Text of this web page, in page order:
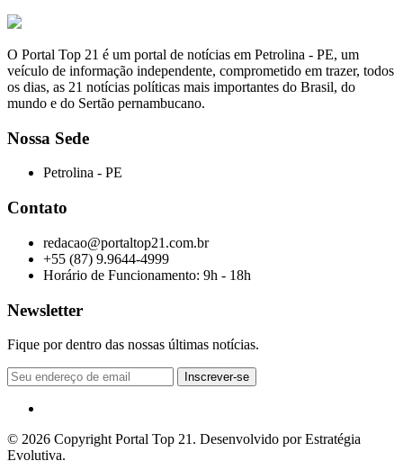
O Portal Top 21 é um portal de notícias em Petrolina - PE, um
veículo de informação independente, comprometido em trazer, todos
os dias, as 21 notícias políticas mais importantes do Brasil, do
mundo e do Sertão pernambucano.
Nossa Sede
Petrolina - PE
Contato
redacao@portaltop21.com.br
+55 (87) 9.9644-4999
Horário de Funcionamento: 9h - 18h
Newsletter
Fique por dentro das nossas últimas notícias.
© 2026 Copyright Portal Top 21. Desenvolvido por Estratégia
Evolutiva.